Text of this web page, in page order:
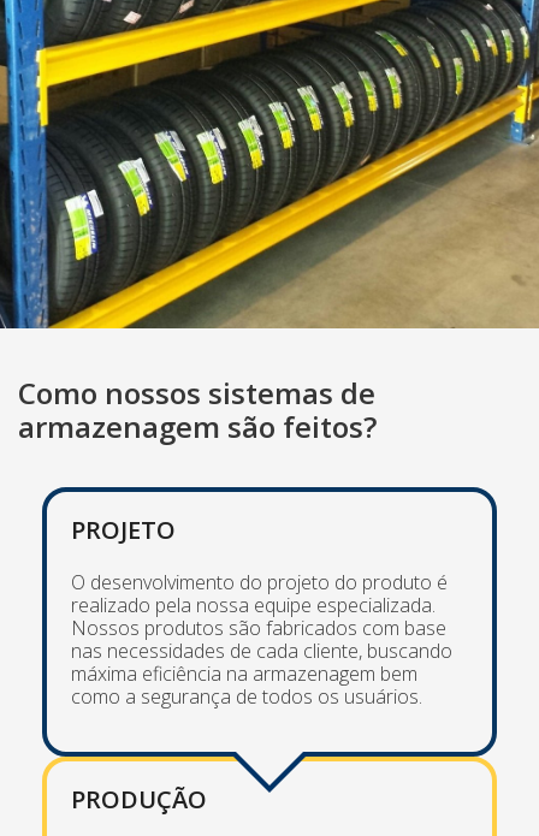
Como nossos sistemas de
armazenagem são feitos?
PROJETO
O desenvolvimento do projeto do produto é
realizado pela nossa equipe especializada.
Nossos produtos são fabricados com base
nas necessidades de cada cliente, buscando
máxima eficiência na armazenagem bem
como a segurança de todos os usuários.
PRODUÇÃO